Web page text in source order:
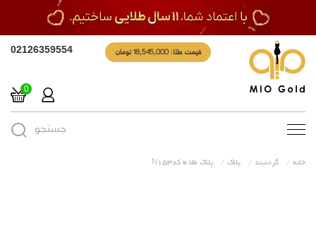
قیمت طلا: 18,545,000 تومان 02126359554
0
Toggle جستجو
خانه گردنبند پلاک پلاک طلا ط کدN153